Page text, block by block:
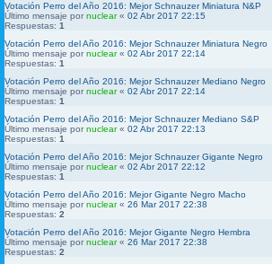
Votación Perro del Año 2016: Mejor Schnauzer Miniatura N&P
Último mensaje por nuclear« 02 Abr 2017 22:15
Respuestas: 1
Votación Perro del Año 2016: Mejor Schnauzer Miniatura Negro
Último mensaje por nuclear« 02 Abr 2017 22:14
Respuestas: 1
Votación Perro del Año 2016: Mejor Schnauzer Mediano Negro
Último mensaje por nuclear« 02 Abr 2017 22:14
Respuestas: 1
Votación Perro del Año 2016: Mejor Schnauzer Mediano S&P
Último mensaje por nuclear« 02 Abr 2017 22:13
Respuestas: 1
Votación Perro del Año 2016: Mejor Schnauzer Gigante Negro
Último mensaje por nuclear« 02 Abr 2017 22:12
Respuestas: 1
Votación Perro del Año 2016: Mejor Gigante Negro Macho
Último mensaje por nuclear« 26 Mar 2017 22:38
Respuestas: 2
Votación Perro del Año 2016: Mejor Gigante Negro Hembra
Último mensaje por nuclear« 26 Mar 2017 22:38
Respuestas: 2